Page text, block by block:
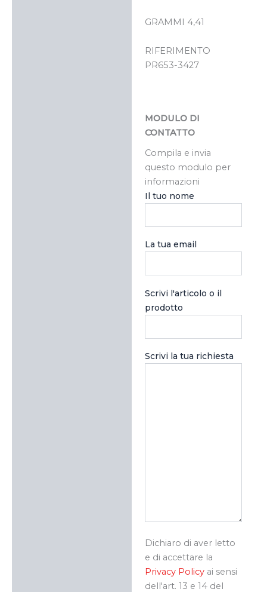
GRAMMI 4,41
RIFERIMENTO
PR653-3427
MODULO DI
CONTATTO
Compila e invia
questo modulo per
informazioni
Il tuo nome
La tua email
Scrivi l'articolo o il
prodotto
Scrivi la tua richiesta
Dichiaro di aver letto
e di accettare la
Privacy Policyai sensi
dell'art. 13 e 14 del